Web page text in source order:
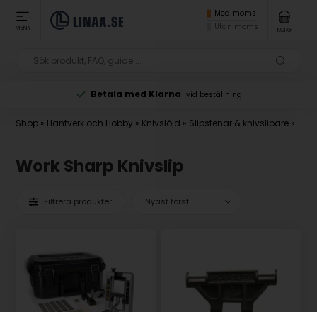
MENY
Med moms
Utan moms
KORG
Betala med Klarna vid beställning
Shop » Hantverk och Hobby » Knivslöjd » Slipstenar & knivslipare »
Work Sharp Knivslip
Filtrera produkter